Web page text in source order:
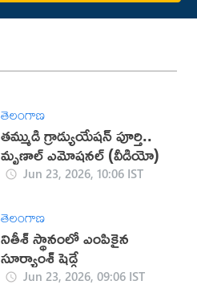
తెలంగాణ
తమ్ముడి గ్రాడ్యుయేషన్‌ పూర్తి..
మృణాల్ ఎమోషనల్ (వీడియో)
Jun 23, 2026, 10:06 IST
తెలంగాణ
నితీశ్ స్థానంలో ఎంపికైన
సూర్యాంశ్ షెడ్గే
Jun 23, 2026, 09:06 IST